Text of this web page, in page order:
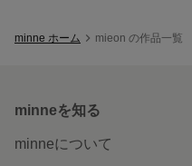
minne ホーム mieon の作品一覧
minneを知る
minneについて